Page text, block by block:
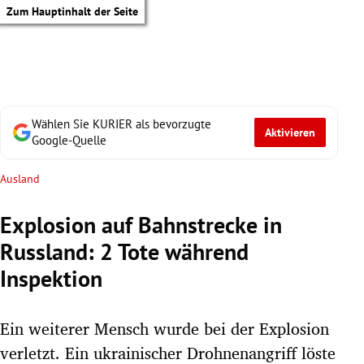
Zum Hauptinhalt der Seite
Wählen Sie KURIER als bevorzugte
Google-Quelle
Aktivieren
Ausland
Explosion auf Bahnstrecke in
Russland: 2 Tote während
Inspektion
Ein weiterer Mensch wurde bei der Explosion
verletzt. Ein ukrainischer Drohnenangriff löste